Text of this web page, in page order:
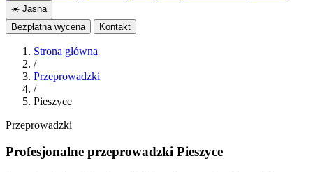
☀️ Jasna
Bezpłatna wycena
Kontakt
Strona główna
/
Przeprowadzki
/
Pieszyce
Przeprowadzki
Profesjonalne przeprowadzki Pieszyce